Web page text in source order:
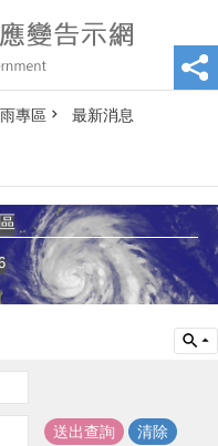
專區 最新消息